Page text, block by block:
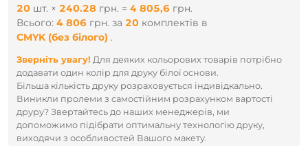
20 шт. × 240.28 грн. = 4 805,6 грн.
Всього: 4 806 грн. за 20 комплектів в
CMYK (без білого) .
Зверніть увагу! Для деяких кольорових товарів потрібно
додавати один колір для друку білої основи.
Більша кількість друку розраховується індивідкально.
Виникли пролеми з самостійним розрахунком вартості
друру? Звертайтесь до наших менеджерів, ми
допоможимо підібрати оптимальну технологію друку,
виходячи з особливостей Вашого макету.